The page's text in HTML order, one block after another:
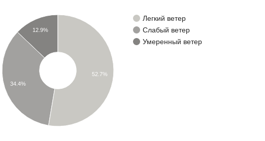
Легкий ветер
Слабый ветер
Умеренный ветер
12.9%
34.4%
52.7%